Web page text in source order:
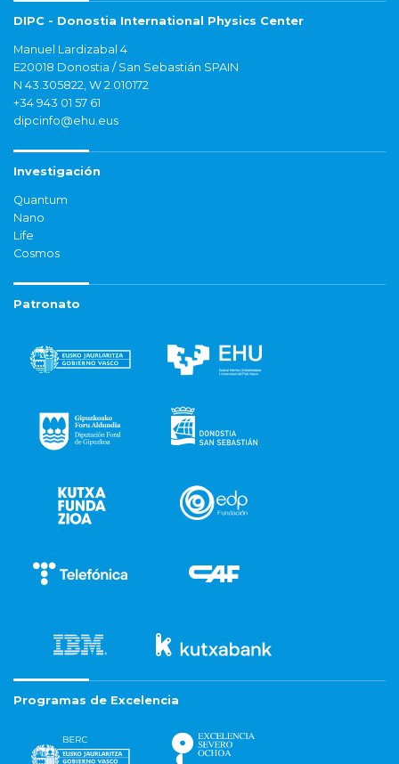
DIPC - Donostia International Physics Center
Manuel Lardizabal 4
E20018 Donostia / San Sebastián SPAIN
N 43.305822, W 2.010172
+34 943 01 57 61
dipcinfo@ehu.eus
Investigación
Quantum
Nano
Life
Cosmos
Patronato
Programas de Excelencia